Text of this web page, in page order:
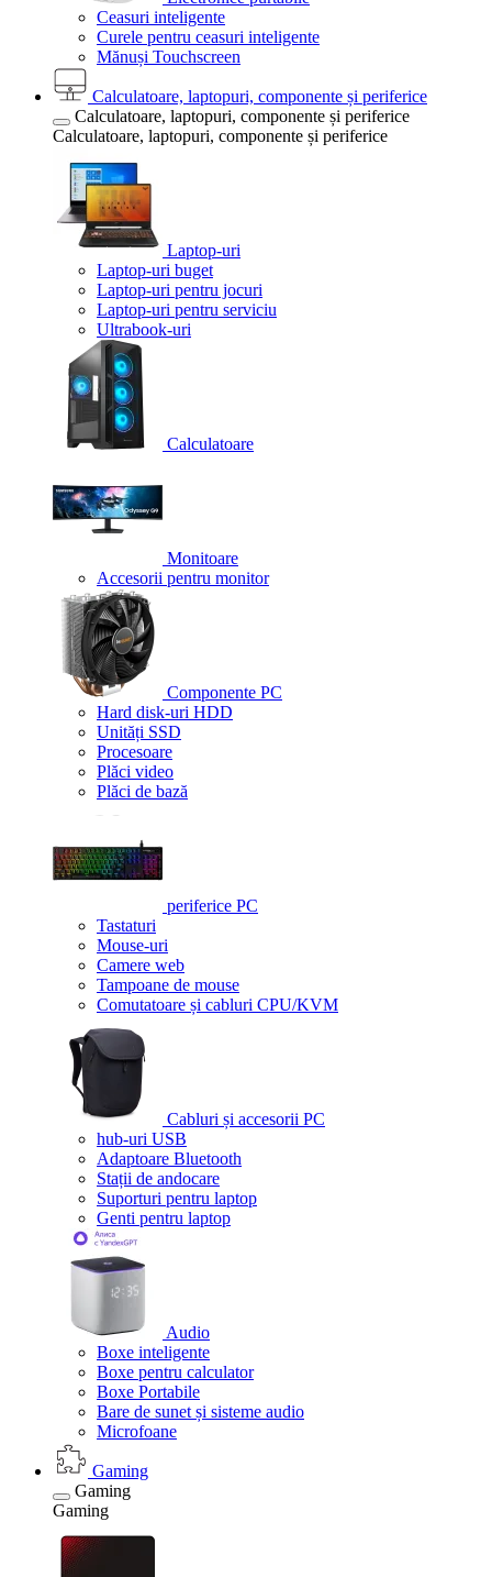
Ceasuri inteligente
Curele pentru ceasuri inteligente
Mănuși Touchscreen
Calculatoare, laptopuri, componente și periferice
Calculatoare, laptopuri, componente și periferice
Calculatoare, laptopuri, componente și periferice
Laptop-uri
Laptop-uri buget
Laptop-uri pentru jocuri
Laptop-uri pentru serviciu
Ultrabook-uri
Calculatoare
Monitoare
Accesorii pentru monitor
Componente PC
Hard disk-uri HDD
Unități SSD
Procesoare
Plăci video
Plăci de bază
periferice PC
Tastaturi
Mouse-uri
Camere web
Tampoane de mouse
Comutatoare și cabluri CPU/KVM
Cabluri și accesorii PC
hub-uri USB
Adaptoare Bluetooth
Stații de andocare
Suporturi pentru laptop
Genti pentru laptop
Audio
Boxe inteligente
Boxe pentru calculator
Boxe Portabile
Bare de sunet și sisteme audio
Microfoane
Gaming
Gaming
Gaming